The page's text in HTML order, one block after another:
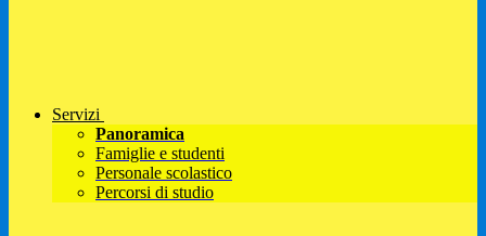
Servizi
Panoramica
Famiglie e studenti
Personale scolastico
Percorsi di studio